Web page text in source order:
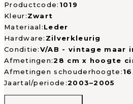
Productcode: 1019
Kleur:Zwart
Materiaal:Leder
Hardware: Zilverkleurig
Conditie:V/AB - vintage maar
Afmetingen:28 cm x hoogte
Afmetingen schouderhoogte:
Jaartal/periode:2003–2005